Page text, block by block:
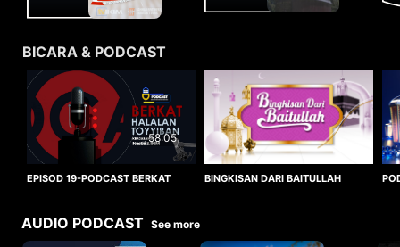
BICARA & PODCAST
58:05
EPISOD 19-PODCAST BERKAT
BINGKISAN DARI BAITULLAH
AUDIO PODCAST See more